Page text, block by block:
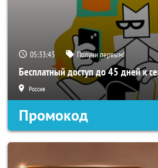
05:33:41 Получи первым!
Бесплатный доступ до 45 дней к
Россия
Промокод